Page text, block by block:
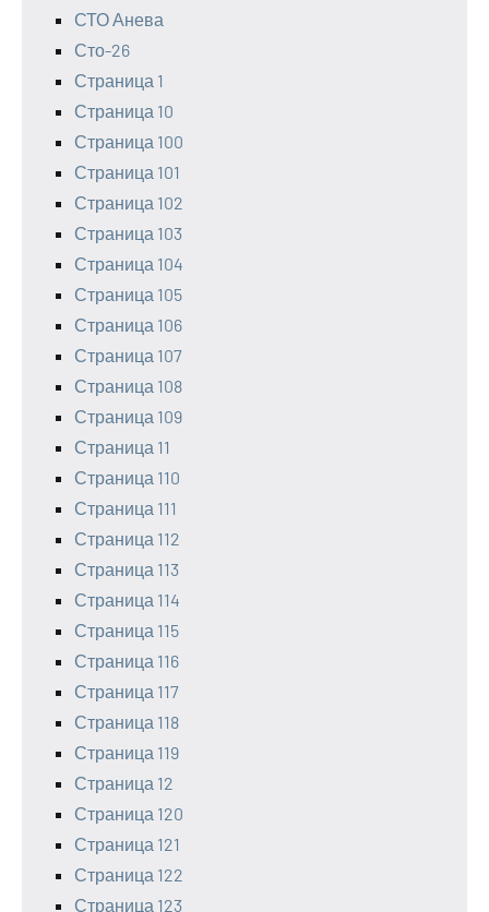
СТО Анева
Сто-26
Страница 1
Страница 10
Страница 100
Страница 101
Страница 102
Страница 103
Страница 104
Страница 105
Страница 106
Страница 107
Страница 108
Страница 109
Страница 11
Страница 110
Страница 111
Страница 112
Страница 113
Страница 114
Страница 115
Страница 116
Страница 117
Страница 118
Страница 119
Страница 12
Страница 120
Страница 121
Страница 122
Страница 123